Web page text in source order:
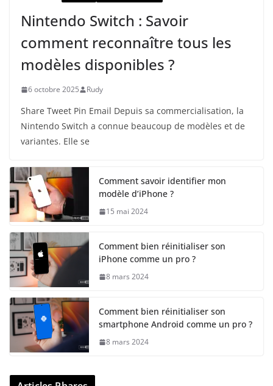
Nintendo Switch : Savoir
comment reconnaître tous les
modèles disponibles ?
6 octobre 2025 Rudy
Share Tweet Pin Email Depuis sa commercialisation, la
Nintendo Switch a connue beaucoup de modèles et de
variantes. Elle se
Comment savoir identifier mon
modèle d’iPhone ?
15 mai 2024
Comment bien réinitialiser son
iPhone comme un pro ?
8 mars 2024
Comment bien réinitialiser son
smartphone Android comme un pro ?
8 mars 2024